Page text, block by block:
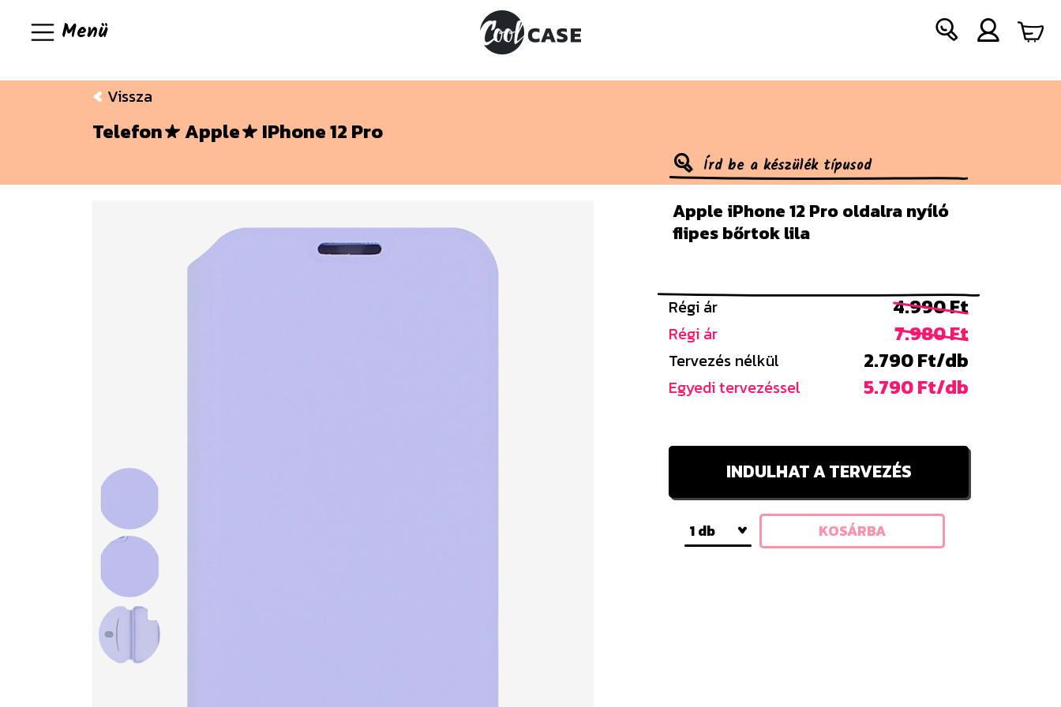
Menü
Vissza
Telefon Apple IPhone 12 Pro
Apple iPhone 12 Pro oldalra nyíló
flipes bőrtok lila
Régi ár 4.990 Ft
Régi ár 7.980 Ft
Tervezés nélkül 2.790 Ft/db
Egyedi tervezéssel 5.790 Ft/db
INDULHAT A TERVEZÉS
1 db KOSÁRBA